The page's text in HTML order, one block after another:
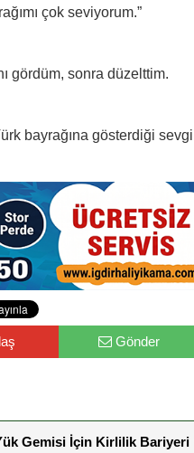
çok seviyorum.”
gördüm, sonra düzelttim.
bayrağına gösterdiği sevgi
Gönder
Gemisi İçin Kirlilik Bariyeri